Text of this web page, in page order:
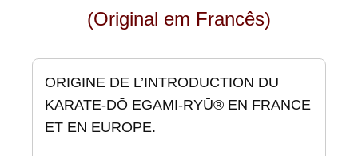
(Original em Francês)
ORIGINE DE L’INTRODUCTION DU
KARATE-DŌ EGAMI-RYŪ® EN FRANCE
ET EN EUROPE.